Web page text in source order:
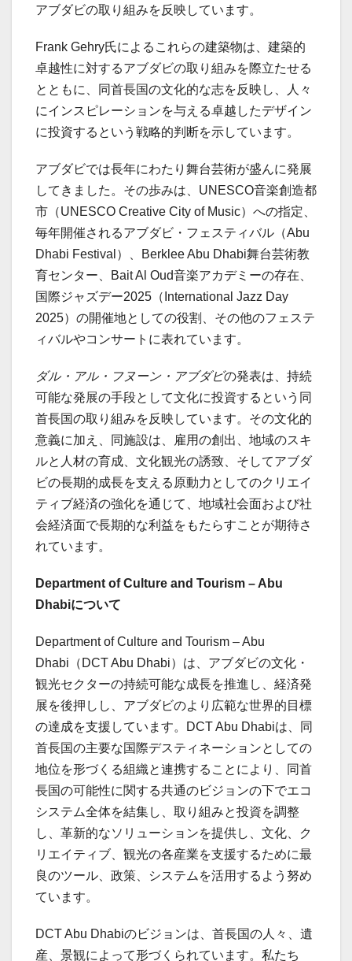
アブダビの取り組みを反映しています。
Frank Gehry氏によるこれらの建築物は、建築的
卓越性に対するアブダビの取り組みを際立たせる
とともに、同首長国の文化的な志を反映し、人々
にインスピレーションを与える卓越したデザイン
に投資するという戦略的判断を示しています。
アブダビでは長年にわたり舞台芸術が盛んに発展
してきました。その歩みは、UNESCO音楽創造都
市（UNESCO Creative City of Music）への指定、
毎年開催されるアブダビ・フェスティバル（Abu
Dhabi Festival）、Berklee Abu Dhabi舞台芸術教
育センター、Bait Al Oud音楽アカデミーの存在、
国際ジャズデー2025（International Jazz Day
2025）の開催地としての役割、その他のフェステ
ィバルやコンサートに表れています。
ダル・アル・フヌーン・アブダビの発表は、持続
可能な発展の手段として文化に投資するという同
首長国の取り組みを反映しています。その文化的
意義に加え、同施設は、雇用の創出、地域のスキ
ルと人材の育成、文化観光の誘致、そしてアブダ
ビの長期的成長を支える原動力としてのクリエイ
ティブ経済の強化を通じて、地域社会面および社
会経済面で長期的な利益をもたらすことが期待さ
れています。
Department of Culture and Tourism – Abu
Dhabiについて
Department of Culture and Tourism – Abu
Dhabi（DCT Abu Dhabi）は、アブダビの文化・
観光セクターの持続可能な成長を推進し、経済発
展を後押しし、アブダビのより広範な世界的目標
の達成を支援しています。DCT Abu Dhabiは、同
首長国の主要な国際デスティネーションとしての
地位を形づくる組織と連携することにより、同首
長国の可能性に関する共通のビジョンの下でエコ
システム全体を結集し、取り組みと投資を調整
し、革新的なソリューションを提供し、文化、ク
リエイティブ、観光の各産業を支援するために最
良のツール、政策、システムを活用するよう努め
ています。
DCT Abu Dhabiのビジョンは、首長国の人々、遺
産、景観によって形づくられています。私たち